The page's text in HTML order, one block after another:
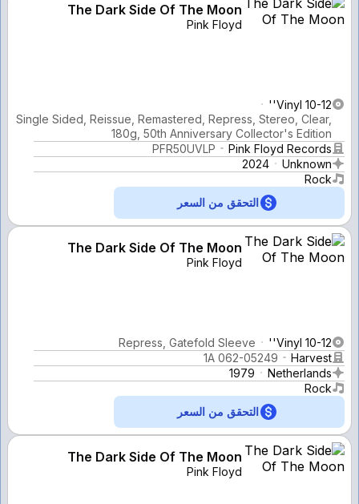
The Dark Side Of The Moon
Pink Floyd
Vinyl 10-12''
Single Sided, Reissue, Remastered, Repress, Stereo, Clear,
180g, 50th Anniversary Collector's Edition
Pink Floyd Records
PFR50UVLP
Unknown
2024
Rock
التحقق من السعر
The Dark Side Of The Moon
Pink Floyd
Vinyl 10-12''
Repress, Gatefold Sleeve
Harvest
1A 062-05249
Netherlands
1979
Rock
التحقق من السعر
The Dark Side Of The Moon
Pink Floyd